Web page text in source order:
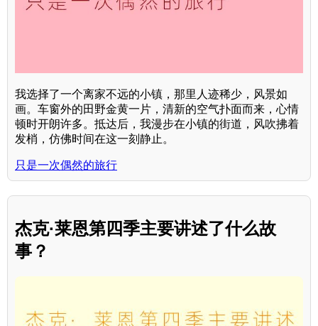
我选择了一个离家不远的小镇，那里人迹稀少，风景如
画。车窗外的田野金黄一片，清新的空气扑面而来，心情
顿时开朗许多。抵达后，我漫步在小镇的街道，风吹拂着
发梢，仿佛时间在这一刻静止。
只是一次偶然的旅行
杰克·莱恩第四季主要讲述了什么故
事？